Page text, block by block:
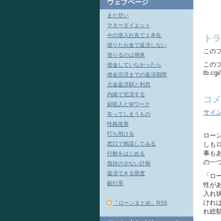
ト
この
この
コ
サイ
ロー
しも
事も
の一
「ロ
性が
入れ
けれ
れ総
ウェブページ
まだ甘い
マネーダイエット
今の借入れ先で１本化
借りたお金で返済しない
借りるのは簡単
借金していなかったら
借金完済までの返済期間
元金返済額と利息
内緒で完済する
副収入とWワーク
失ってしまうもの
性格改善
打ち明ける
窓口で相談してみる
行動をはじめる
負担の少ない計画
返済できる限度
銀行系
「ローンまとめ」RSS